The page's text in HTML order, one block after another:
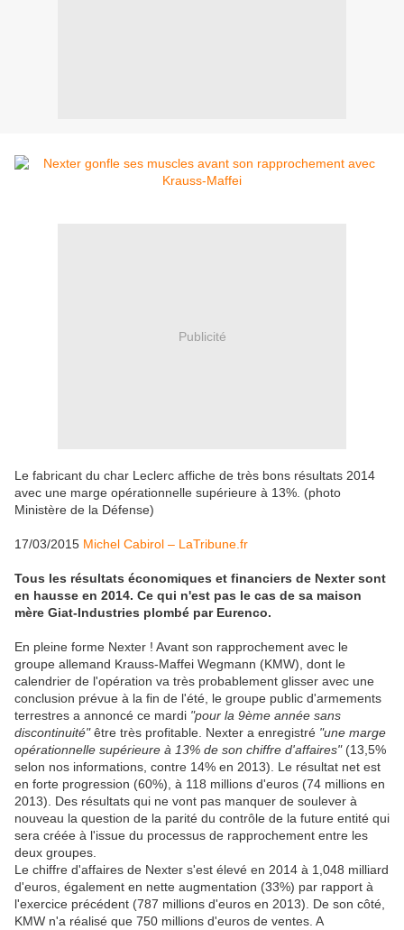
Publicité
Le fabricant du char Leclerc affiche de très bons résultats 2014
avec une marge opérationnelle supérieure à 13%. (photo
Ministère de la Défense)
17/03/2015 Michel Cabirol – LaTribune.fr
Tous les résultats économiques et financiers de Nexter sont
en hausse en 2014. Ce qui n'est pas le cas de sa maison
mère Giat-Industries plombé par Eurenco.
En pleine forme Nexter ! Avant son rapprochement avec le
groupe allemand Krauss-Maffei Wegmann (KMW), dont le
calendrier de l'opération va très probablement glisser avec une
conclusion prévue à la fin de l'été, le groupe public d'armements
terrestres a annoncé ce mardi "pour la 9ème année sans
discontinuité"être très profitable. Nexter a enregistré "une marge
opérationnelle supérieure à 13% de son chiffre d'affaires"(13,5%
selon nos informations, contre 14% en 2013). Le résultat net est
en forte progression (60%), à 118 millions d'euros (74 millions en
2013). Des résultats qui ne vont pas manquer de soulever à
nouveau la question de la parité du contrôle de la future entité qui
sera créée à l'issue du processus de rapprochement entre les
deux groupes.
Le chiffre d'affaires de Nexter s'est élevé en 2014 à 1,048 milliard
d'euros, également en nette augmentation (33%) par rapport à
l'exercice précédent (787 millions d'euros en 2013). De son côté,
KMW n'a réalisé que 750 millions d'euros de ventes. A